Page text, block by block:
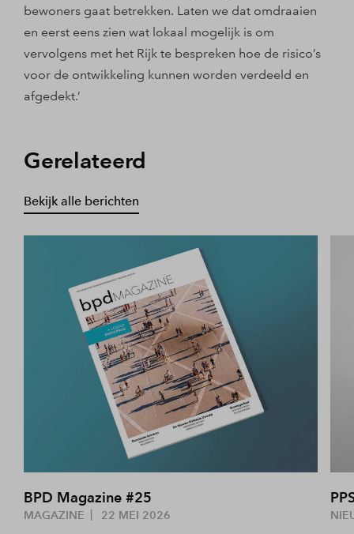
bewoners gaat betrekken. Laten we dat omdraaien
en eerst eens zien wat lokaal mogelijk is om
vervolgens met het Rijk te bespreken hoe de risico’s
voor de ontwikkeling kunnen worden verdeeld en
afgedekt.’
Gerelateerd
Bekijk alle berichten
BPD Magazine #25
MAGAZINE 22 MEI 2026